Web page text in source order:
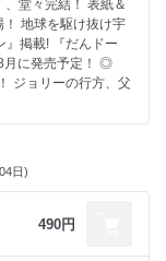
堂々完結！ 表紙＆
地球を駆け抜け宇
掲載! 『だんドー
月に発売予定！ ◎
ジョリーの行方、父
日)
490円